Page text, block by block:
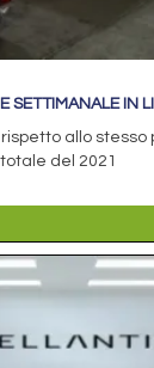
SETTIMANALE IN
allo stesso
del 2021